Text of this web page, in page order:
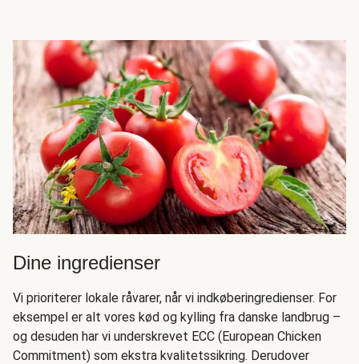
Dine ingredienser
Vi prioriterer lokale råvarer, når vi indkøberingredienser. For
eksempel er alt vores kød og kylling fra danske landbrug –
og desuden har vi underskrevet ECC (European Chicken
Commitment) som ekstra kvalitetssikring. Derudover